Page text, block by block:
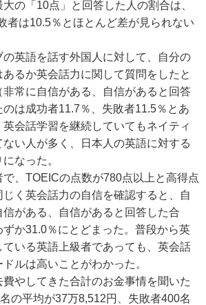
の「10点」と回答した人の割合は、
者は10.5％とほとんど差が見られない
英語を話す外国人に対して、自分の
るか英会話力に関して質問をしたと
非常に自信がある、自信があると回答
のは成功者11.7％、失敗者11.5％とあ
会話学習を継続していてもネイティ
い人が多く、日本人の英語に対する
なった。
、TOEICの点数が780点以上と高得点
く英会話力の自信を確認すると、自
がある、自信があると回答した合
か31.0％にとどまった。普段から英
いる英語上級者であっても、英会話
ルは高いことがわかった。
やしてきた合計のお金事情を聞いた
の平均が37万8,512円、失敗者400名